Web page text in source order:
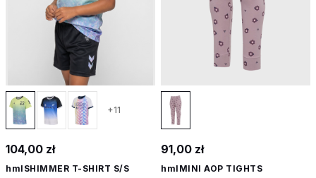
+11
104,00 zł
hmlSHIMMER T-SHIRT S/S
91,00 zł
hmlMINI AOP TIGHTS